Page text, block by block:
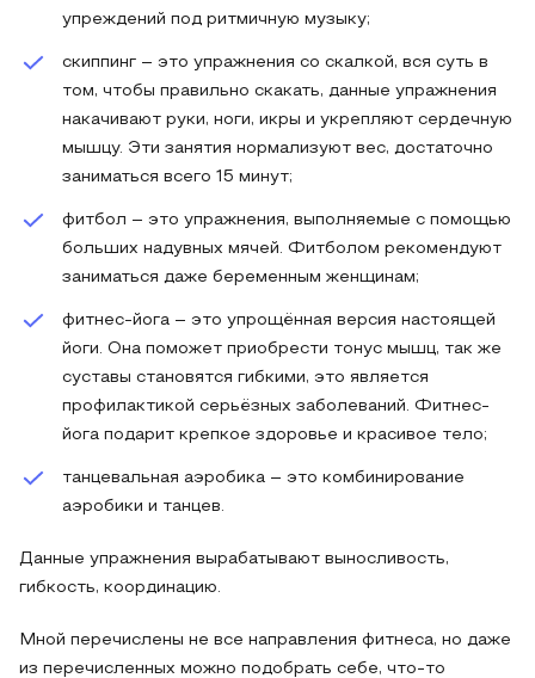
упреждений под ритмичную музыку;
скиппинг – это упражнения со скалкой, вся суть в
том, чтобы правильно скакать, данные упражнения
накачивают руки, ноги, икры и укрепляют сердечную
мышцу. Эти занятия нормализуют вес, достаточно
заниматься всего 15 минут;
фитбол – это упражнения, выполняемые с помощью
больших надувных мячей. Фитболом рекомендуют
заниматься даже беременным женщинам;
фитнес-йога – это упрощённая версия настоящей
йоги. Она поможет приобрести тонус мышц, так же
суставы становятся гибкими, это является
профилактикой серьёзных заболеваний. Фитнес-
йога подарит крепкое здоровье и красивое тело;
танцевальная аэробика – это комбинирование
аэробики и танцев.
Данные упражнения вырабатывают выносливость,
гибкость, координацию.
Мной перечислены не все направления фитнеса, но даже
из перечисленных можно подобрать себе, что-то